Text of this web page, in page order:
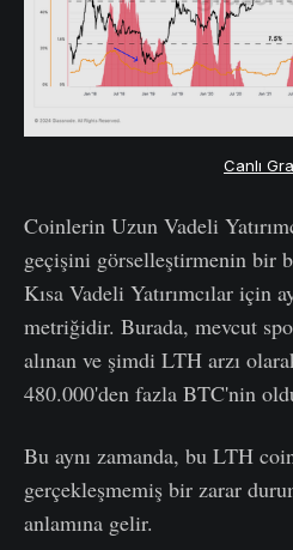
Canlı
Coinlerin Uzun Vadeli
geçişini görselleştirmenin bir
Kısa Vadeli Yatırımcılar için
metriğidir. Burada, mevcut
alınan ve şimdi LTH arzı
480.000'den fazla BTC'nin
Bu aynı zamanda, bu LTH
gerçekleşmemiş bir zarar
anlamına gelir.